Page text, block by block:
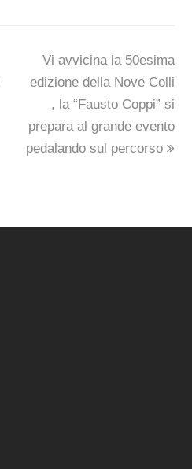
next
post:
Vi avvicina la 50esima
edizione della Nove Colli
, la “Fausto Coppi” si
prepara al grande evento
pedalando sul percorso